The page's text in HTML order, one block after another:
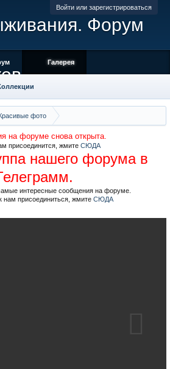
Войти или зарегистрироваться
фото
на форуме снова открыта.
присоединится, жмите СЮДА
нашего форума в
интересные сообщения на форуме.
нам присоединиться, жмите СЮДА
Форум
Галерея
Камера Облако тегов